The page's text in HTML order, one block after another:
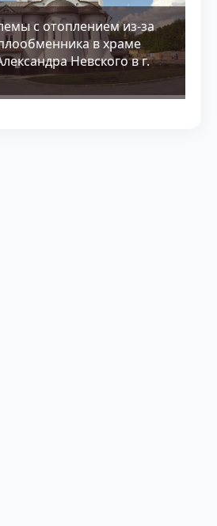
с отоплением из-за
в храме
Невского в г.